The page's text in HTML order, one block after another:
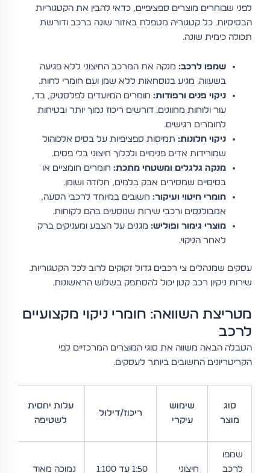
לפני שבוחרים מוצרים ספציפיים, כדאי להבין את הקטגוריות
הבסיסיות. כל קטגוריה מטפלת באזור שונה ברכב ודורשת
תכולה כימית שונה.
שמפו לרכב: מנקה את המרכב החיצוני ללא פגיעה
בשעווה. מגיע בנוסחאות ללא שמן ועם חומרי לחות.
ניקוי פנים ורפודות: חומרים המיועדים לפלסטיק, בד,
עור ולוחות מחוונים. דורשים ריכוז נמוך יותר ובטיחות
לחומרים רגישים.
ניקוי חלונות: תמיסות ספציפיות על בסיס אלכוהול
שמורידות אדים פנימיים ולכלוך חיצוני בלי פסים.
מנקה גלגלים ומשטחי מתכת: חומרים חומציים או
בסיסיים שמסירים אבק בלמים, חלודה ושומן.
חומרי חיטוי ועיקור: חשובים במיוחד לרכבי הסעה,
אמבולנסים ורכבי שירות שנוסעים בהם לקוחות.
מוצרי גימור ופוליש: מגנים על הצבע ומעניקים ברק
לאחר הניקוי.
עסקים שמנהלים צי רכבים גדול זקוקים לרוב לכל הקטגוריות.
שירות ניקיון רכב קטן יכול להסתפק בשלוש הראשונות.
מטריצת השוואה: חומרי ניקוי מקצועיים
לרכב
הטבלה הבאה משווה את סוגי המוצרים המרכזיים לפי
הקריטריונים החשובים ביותר לעסקים.
סוג
מוצר
שימוש
עיקרי
ריכוז/דילול
עלות יחסית
לשטיפה
שמפו
לרכב
חיצוני 1:50 עד 1:100 נמוכה מאוד